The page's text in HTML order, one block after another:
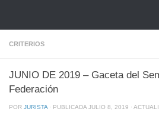
CRITERIOS
JUNIO DE 2019 – Gaceta del
Federación
POR JURISTA · PUBLICADA JULIO 8, 2019 ·